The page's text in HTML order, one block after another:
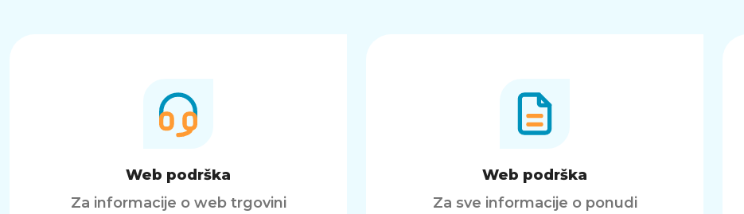
Web podrška
Za informacije o web trgovini
Web podrška
Za sve informacije o ponudi